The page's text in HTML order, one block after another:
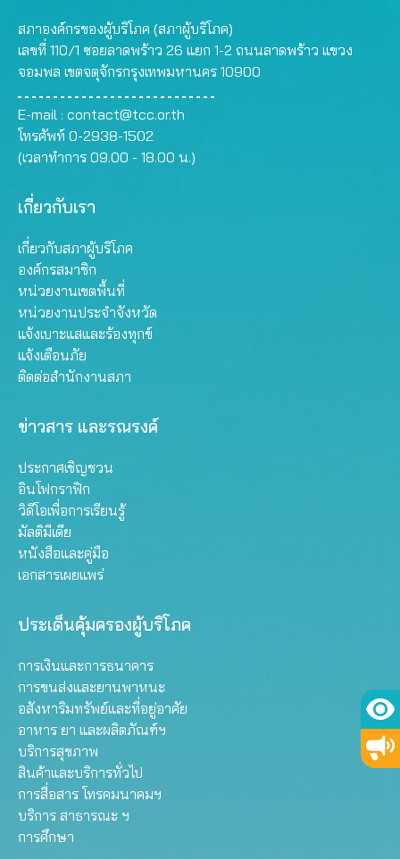
สภาองค์กรของผู้บริโภค (สภาผู้บริโภค)
เลขที่ 110/1 ซอยลาดพร้าว 26 แยก 1-2 ถนนลาดพร้าว แขวง
จอมพล เขตจตุจักรกรุงเทพมหานคร 10900
E-mail : contact@tcc.or.th
โทรศัพท์ 0-2938-1502
(เวลาทำการ 09.00 - 18.00 น.)
เกี่ยวกับเรา
เกี่ยวกับสภาผู้บริโภค
องค์กรสมาชิก
หน่วยงานเขตพื้นที่
หน่วยงานประจำจังหวัด
แจ้งเบาะแสและร้องทุกข์
แจ้งเตือนภัย
ติดต่อสำนักงานสภา
ข่าวสาร และรณรงค์
ประกาศเชิญชวน
อินโฟกราฟิก
วิดีโอเพื่อการเรียนรู้
มัลติมีเดีย
หนังสือและคู่มือ
เอกสารเผยแพร่
ประเด็นคุ้มครองผู้บริโภค
การเงินและการธนาคาร
การขนส่งและยานพาหนะ
อสังหาริมทรัพย์และที่อยู่อาศัย
อาหาร ยา และผลิตภัณฑ์ฯ
บริการสุขภาพ
สินค้าและบริการทั่วไป
การสื่อสาร โทรคมนาคมฯ
บริการ สาธารณะ ฯ
การศึกษา